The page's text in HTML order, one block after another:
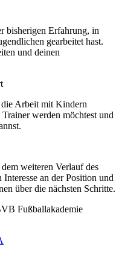
bisherigen Erfahrung, in
gearbeitet hast.
und deinen
Arbeit mit Kindern
werden möchtest und
weiteren Verlauf des
an der Position und
über die nächsten Schritte.
Fußballakademie